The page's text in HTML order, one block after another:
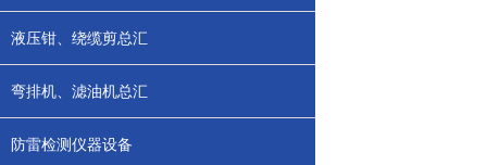
液压钳、绕缆剪总汇
弯排机、滤油机总汇
防雷检测仪器设备